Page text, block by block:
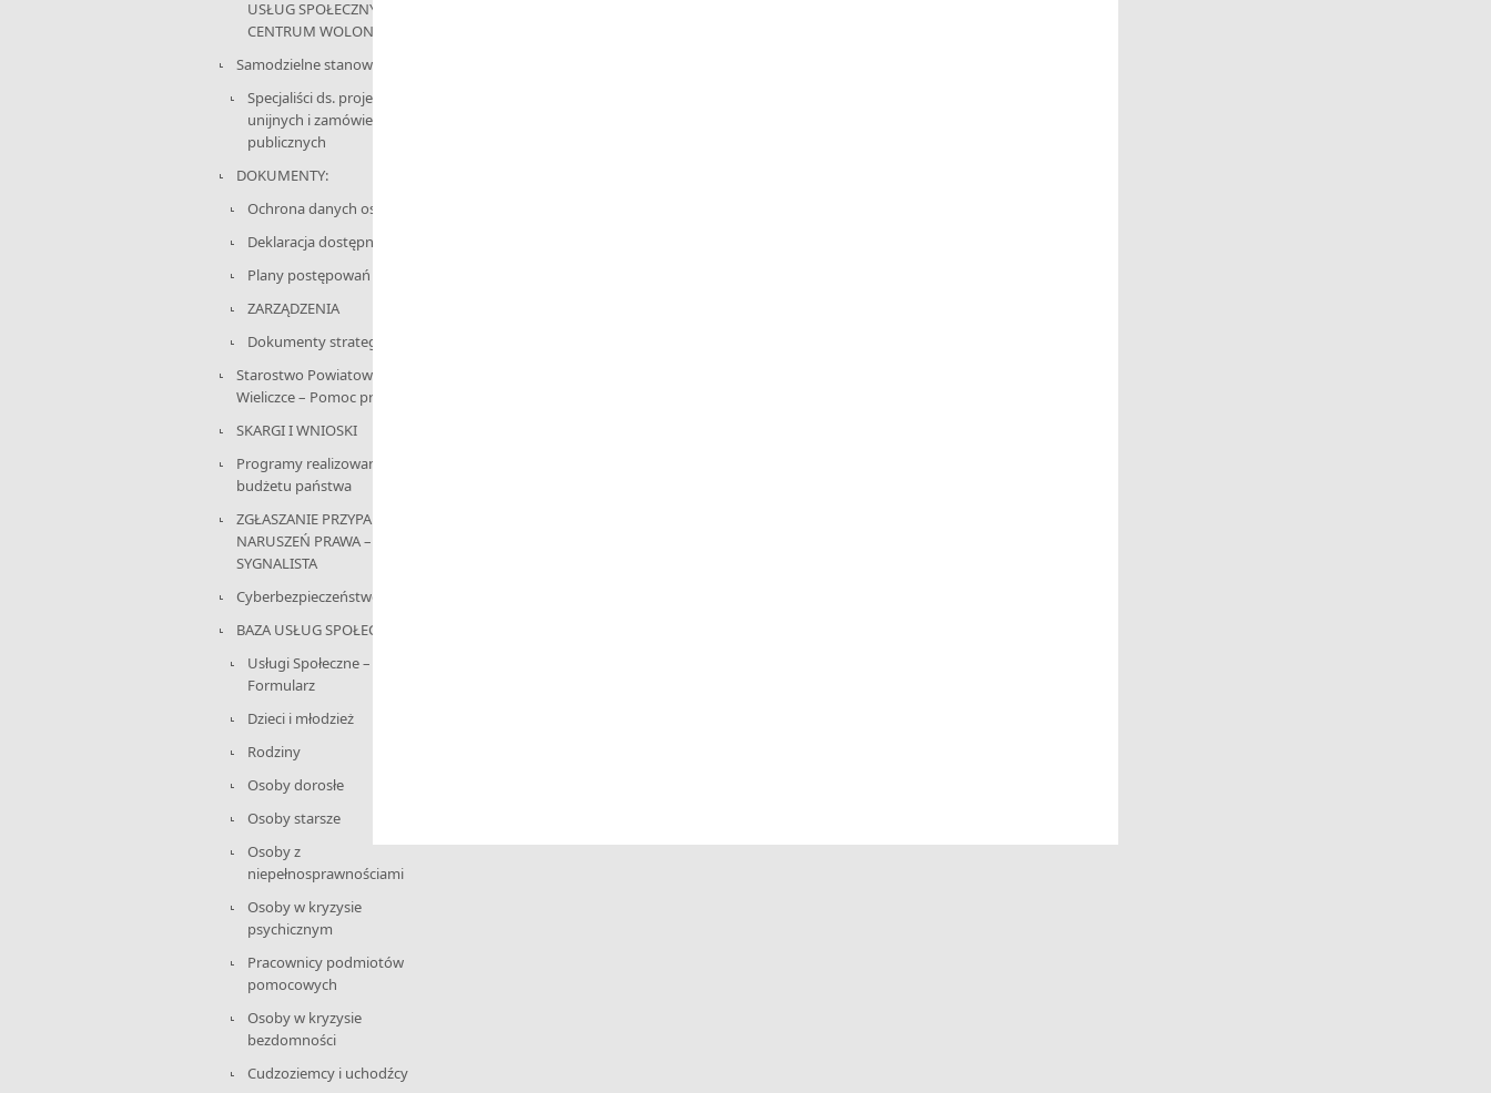
USŁUG SPOŁECZNYCH I
CENTRUM WOLONTARIATU
Samodzielne stanowisko:
Specjaliści ds. projektów
unijnych i zamówień
publicznych
DOKUMENTY:
Ochrona danych osobowych
Deklaracja dostępności
Plany postępowań
ZARZĄDZENIA
Dokumenty strategiczne
Starostwo Powiatowe w
Wieliczce – Pomoc prawnika
SKARGI I WNIOSKI
Programy realizowane z
budżetu państwa
ZGŁASZANIE PRZYPADKÓW
NARUSZEŃ PRAWA –
SYGNALISTA
Cyberbezpieczeństwo
BAZA USŁUG SPOŁECZNYCH
Usługi Społeczne –
Formularz
Dzieci i młodzież
Rodziny
Osoby dorosłe
Osoby starsze
Osoby z
niepełnosprawnościami
Osoby w kryzysie
psychicznym
Pracownicy podmiotów
pomocowych
Osoby w kryzysie
bezdomności
Cudzoziemcy i uchodźcy